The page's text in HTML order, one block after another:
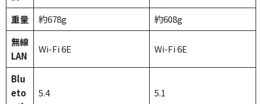
重量 約678g
約608g
無線
LAN
Wi-Fi 6E Wi-Fi 6E
Blu
eto
5.4 5.1